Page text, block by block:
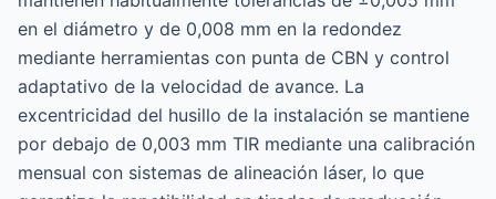
en el diámetro y de 0,008 mm en la redondez
mediante herramientas con punta de CBN y control
adaptativo de la velocidad de avance. La
excentricidad del husillo de la instalación se mantiene
por debajo de 0,003 mm TIR mediante una calibración
mensual con sistemas de alineación láser, lo que